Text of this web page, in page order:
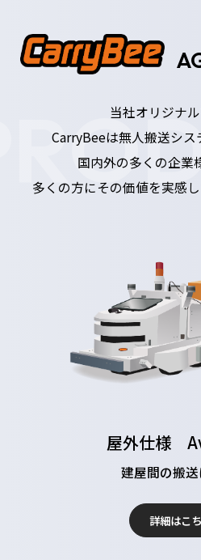
当社オリジナ
CarryBeeは無人搬送シス
国内外の多くの企業
多くの方にその価値を実感
屋外仕様
建屋間の搬
詳細はこ